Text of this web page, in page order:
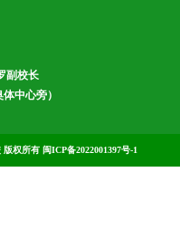
副校长
中心旁）
权所有 闽ICP备2022001397号-1